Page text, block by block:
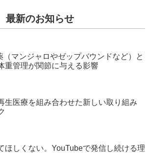
最新のお知らせ
（マンジャロやゼップバウンドなど）と
重管理が関節に与える影響
生医療を組み合わせた新しい取り組み
ほしくない。YouTubeで発信し続ける理